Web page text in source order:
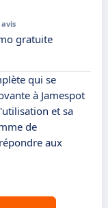
avis
gratuite
qui se
à Jamespot
et sa
de
aux